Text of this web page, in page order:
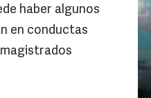
haber algunos
en conductas